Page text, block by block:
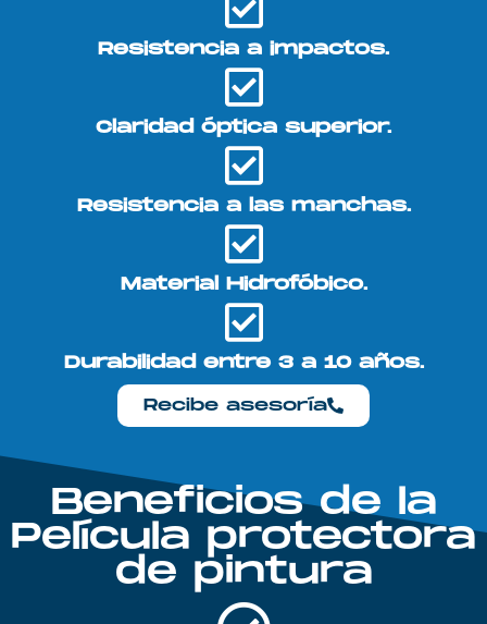
Resistencia a impactos.
Claridad óptica superior.
Resistencia a las manchas.
Material Hidrofóbico.
Durabilidad entre 3 a 10 años.
Recibe asesoría
Beneficios de la
Película protectora
de pintura